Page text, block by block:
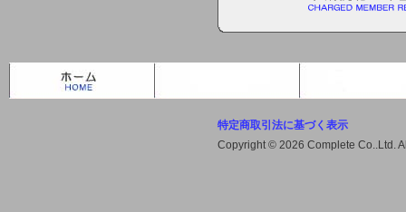
【サーバーメンテナンスのお知ら
せ】
特定商取引法に基づく表示
Copyright © 2026 Complete Co..Ltd.